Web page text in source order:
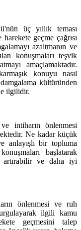
üç yıllık teması
harekete geçme çağrısı
azaltmanın ve
konuşmaları teşvik
amaçlamaktadır.
konuyu nasıl
kültüründen
ilgilidir.
intiharın önlenmesi
Ne kadar küçük
anlayışlı bir topluma
başlatarak
artırabilir ve daha iyi
önlenmesi ve ruh
ilgili kamu
geçmesini talep